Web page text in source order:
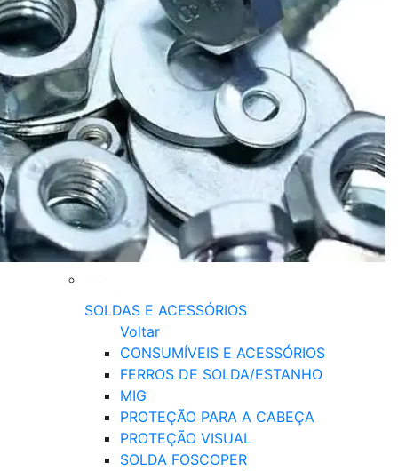
SOLDAS E ACESSÓRIOS
Voltar
CONSUMÍVEIS E ACESSÓRIOS
FERROS DE SOLDA/ESTANHO
MIG
PROTEÇÃO PARA A CABEÇA
PROTEÇÃO VISUAL
SOLDA FOSCOPER